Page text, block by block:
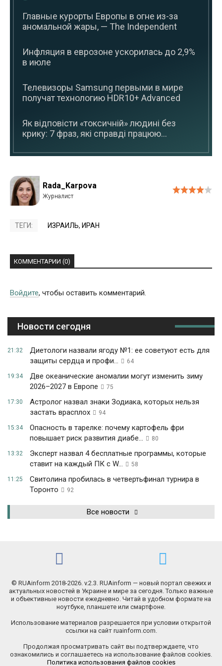
Главные курорты Европы в огне из-за
аномальной жары, — The Independent
Инфляция в еврозоне ускорилась до 2,9%
в июле
Телевизоры Samsung первыми в мире
получат технологию HDR10+ Advanced
Як відповісти «токсичній» людині без
крику: 7 фраз, які справді працюю...
Rada_Karpova
ТЕГИ: ИЗРАИЛЬ, ИРАН
КОММЕНТАРИИ (0)
Войдите, чтобы оставить комментарий.
Новости сегодня
21:32
Диетологи назвали ягоду №1: ее советуют есть для
защиты сердца и профи...
64
19:34
Две океанические аномалии могут изменить зиму
2026–2027 в Европе
75
17:30
Астролог назвал знаки Зодиака, которых нельзя
застать врасплох
94
15:34
Опасность в тарелке: почему картофель фри
повышает риск развития диабе...
80
13:32
Эксперт назвал 4 бесплатные программы, которые
ставит на каждый ПК с W...
58
11:25
Свитолина пробилась в четвертьфинал турнира в
Торонто
92
Все новости
© RUAinform 2018-2026. v.2.3. RUAinform — новый портал свежих и
актуальных новостей в Украине и мире за сегодня. Только важные
и объективные новости ежедневно. Читай в удобном формате на
ноутбуке, планшете или смартфоне.
Использование материалов разрешается при условии открытой
ссылки на сайт ruainform.com.
Продолжая просматривать сайт вы подтверждаете, что
ознакомились и соглашаетесь на использование файлов cookies.
Политика использования файлов cookies